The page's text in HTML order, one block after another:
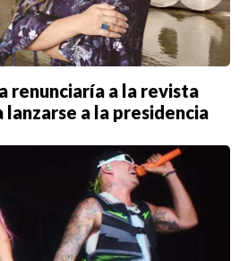
renunciaría a la revista
lanzarse a la presidencia